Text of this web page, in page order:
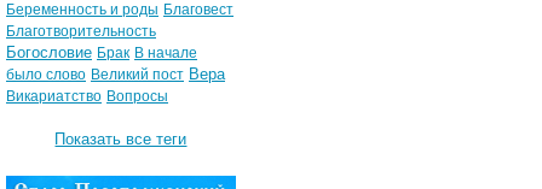
Беременность и роды Благовест
Благотворительность
Богословие Брак В начале
было слово Великий пост Вера
Викариатство Вопросы
Показать все теги